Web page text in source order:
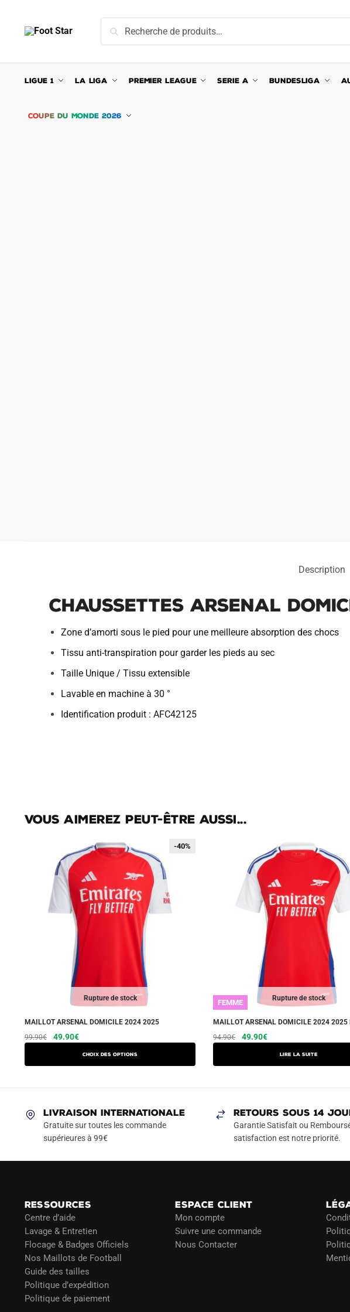
navigation
content
pour :
Recherche
LIGUE 1 LA LIGA PREMIER LEAGUE SERIE A BUNDESLIGA
COUPE DU MONDE 2026
Description
Chaussettes Arsenal
Zone d’amorti sous le pied pour une meilleure absorption des chocs
Tissu anti-transpiration pour garder les pieds au sec
Taille Unique / Tissu extensible
Lavable en machine à 30 °
Identification produit : AFC42125
Vous aimerez peut-être aussi...
Rupture de stock
-40%
-40%
MAILLOT ARSENAL DOMICILE 2024 2025
99.90€
Le
49.90€Le
Choix des options
Ce
produit
a
Les
options
peuvent
page
du
produit
Rupture de stock
FEMME
MAILLOT ARSENAL DOMICILE 2024 2025
94.90€
Le
49.90€Le
Lire la suite
LIVRAISON INTERNATIONALE
Gratuite sur toutes les commande
supérieures à 99€
RETOURS SOUS 14
Garantie Satisfait ou
satisfaction est notre priorité.
RESSOURCES
Centre d’aide
Lavage & Entretien
Flocage & Badges Officiels
Nos Maillots de Football
Guide des tailles
Politique d’expédition
Politique de paiement
ESPACE CLIENT
Mon compte
Suivre une commande
Nous Contacter